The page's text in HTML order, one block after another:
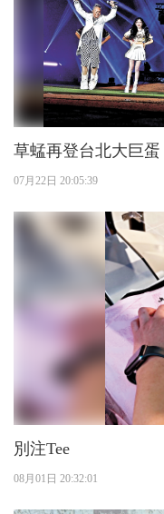
07月22日 20:05:39
別注Tee
08月01日 20:32:01